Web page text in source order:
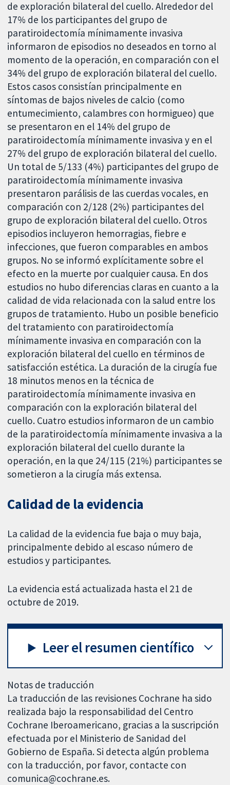
de exploración bilateral del cuello. Alrededor del
17% de los participantes del grupo de
paratiroidectomía mínimamente invasiva
informaron de episodios no deseados en torno al
momento de la operación, en comparación con el
34% del grupo de exploración bilateral del cuello.
Estos casos consistían principalmente en
síntomas de bajos niveles de calcio (como
entumecimiento, calambres con hormigueo) que
se presentaron en el 14% del grupo de
paratiroidectomía mínimamente invasiva y en el
27% del grupo de exploración bilateral del cuello.
Un total de 5/133 (4%) participantes del grupo de
paratiroidectomía mínimamente invasiva
presentaron parálisis de las cuerdas vocales, en
comparación con 2/128 (2%) participantes del
grupo de exploración bilateral del cuello. Otros
episodios incluyeron hemorragias, fiebre e
infecciones, que fueron comparables en ambos
grupos. No se informó explícitamente sobre el
efecto en la muerte por cualquier causa. En dos
estudios no hubo diferencias claras en cuanto a la
calidad de vida relacionada con la salud entre los
grupos de tratamiento. Hubo un posible beneficio
del tratamiento con paratiroidectomía
mínimamente invasiva en comparación con la
exploración bilateral del cuello en términos de
satisfacción estética. La duración de la cirugía fue
18 minutos menos en la técnica de
paratiroidectomía mínimamente invasiva en
comparación con la exploración bilateral del
cuello. Cuatro estudios informaron de un cambio
de la paratiroidectomía mínimamente invasiva a la
exploración bilateral del cuello durante la
operación, en la que 24/115 (21%) participantes se
sometieron a la cirugía más extensa.
Calidad de la evidencia
La calidad de la evidencia fue baja o muy baja,
principalmente debido al escaso número de
estudios y participantes.
La evidencia está actualizada hasta el 21 de
octubre de 2019.
Leer el resumen científico
Notas de traducción
La traducción de las revisiones Cochrane ha sido
realizada bajo la responsabilidad del Centro
Cochrane Iberoamericano, gracias a la suscripción
efectuada por el Ministerio de Sanidad del
Gobierno de España. Si detecta algún problema
con la traducción, por favor, contacte con
comunica@cochrane.es.